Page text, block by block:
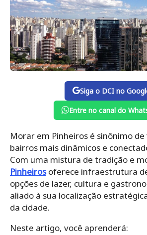
Siga o DCI no
Entre no canal do
Morar em Pinheiros é sinônimo
bairros mais dinâmicos e
Com uma mistura de tradição e
Pinheirosoferece infraestrutura
opções de lazer, cultura e
aliado à sua localização
da cidade.
Neste artigo, você aprenderá: